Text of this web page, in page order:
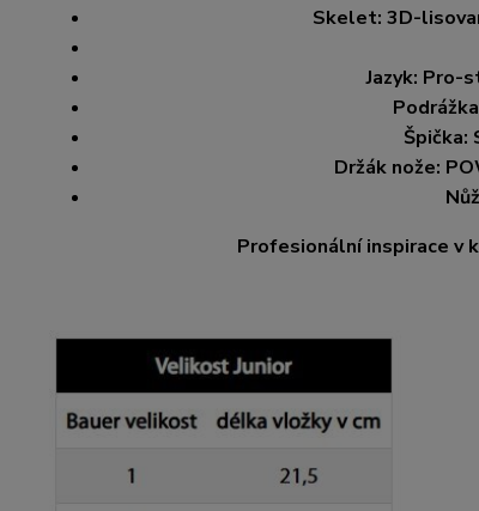
Skelet: 3D-
Jazyk: Pro-
Špička:
Držák nože:
Profesionální inspirace v